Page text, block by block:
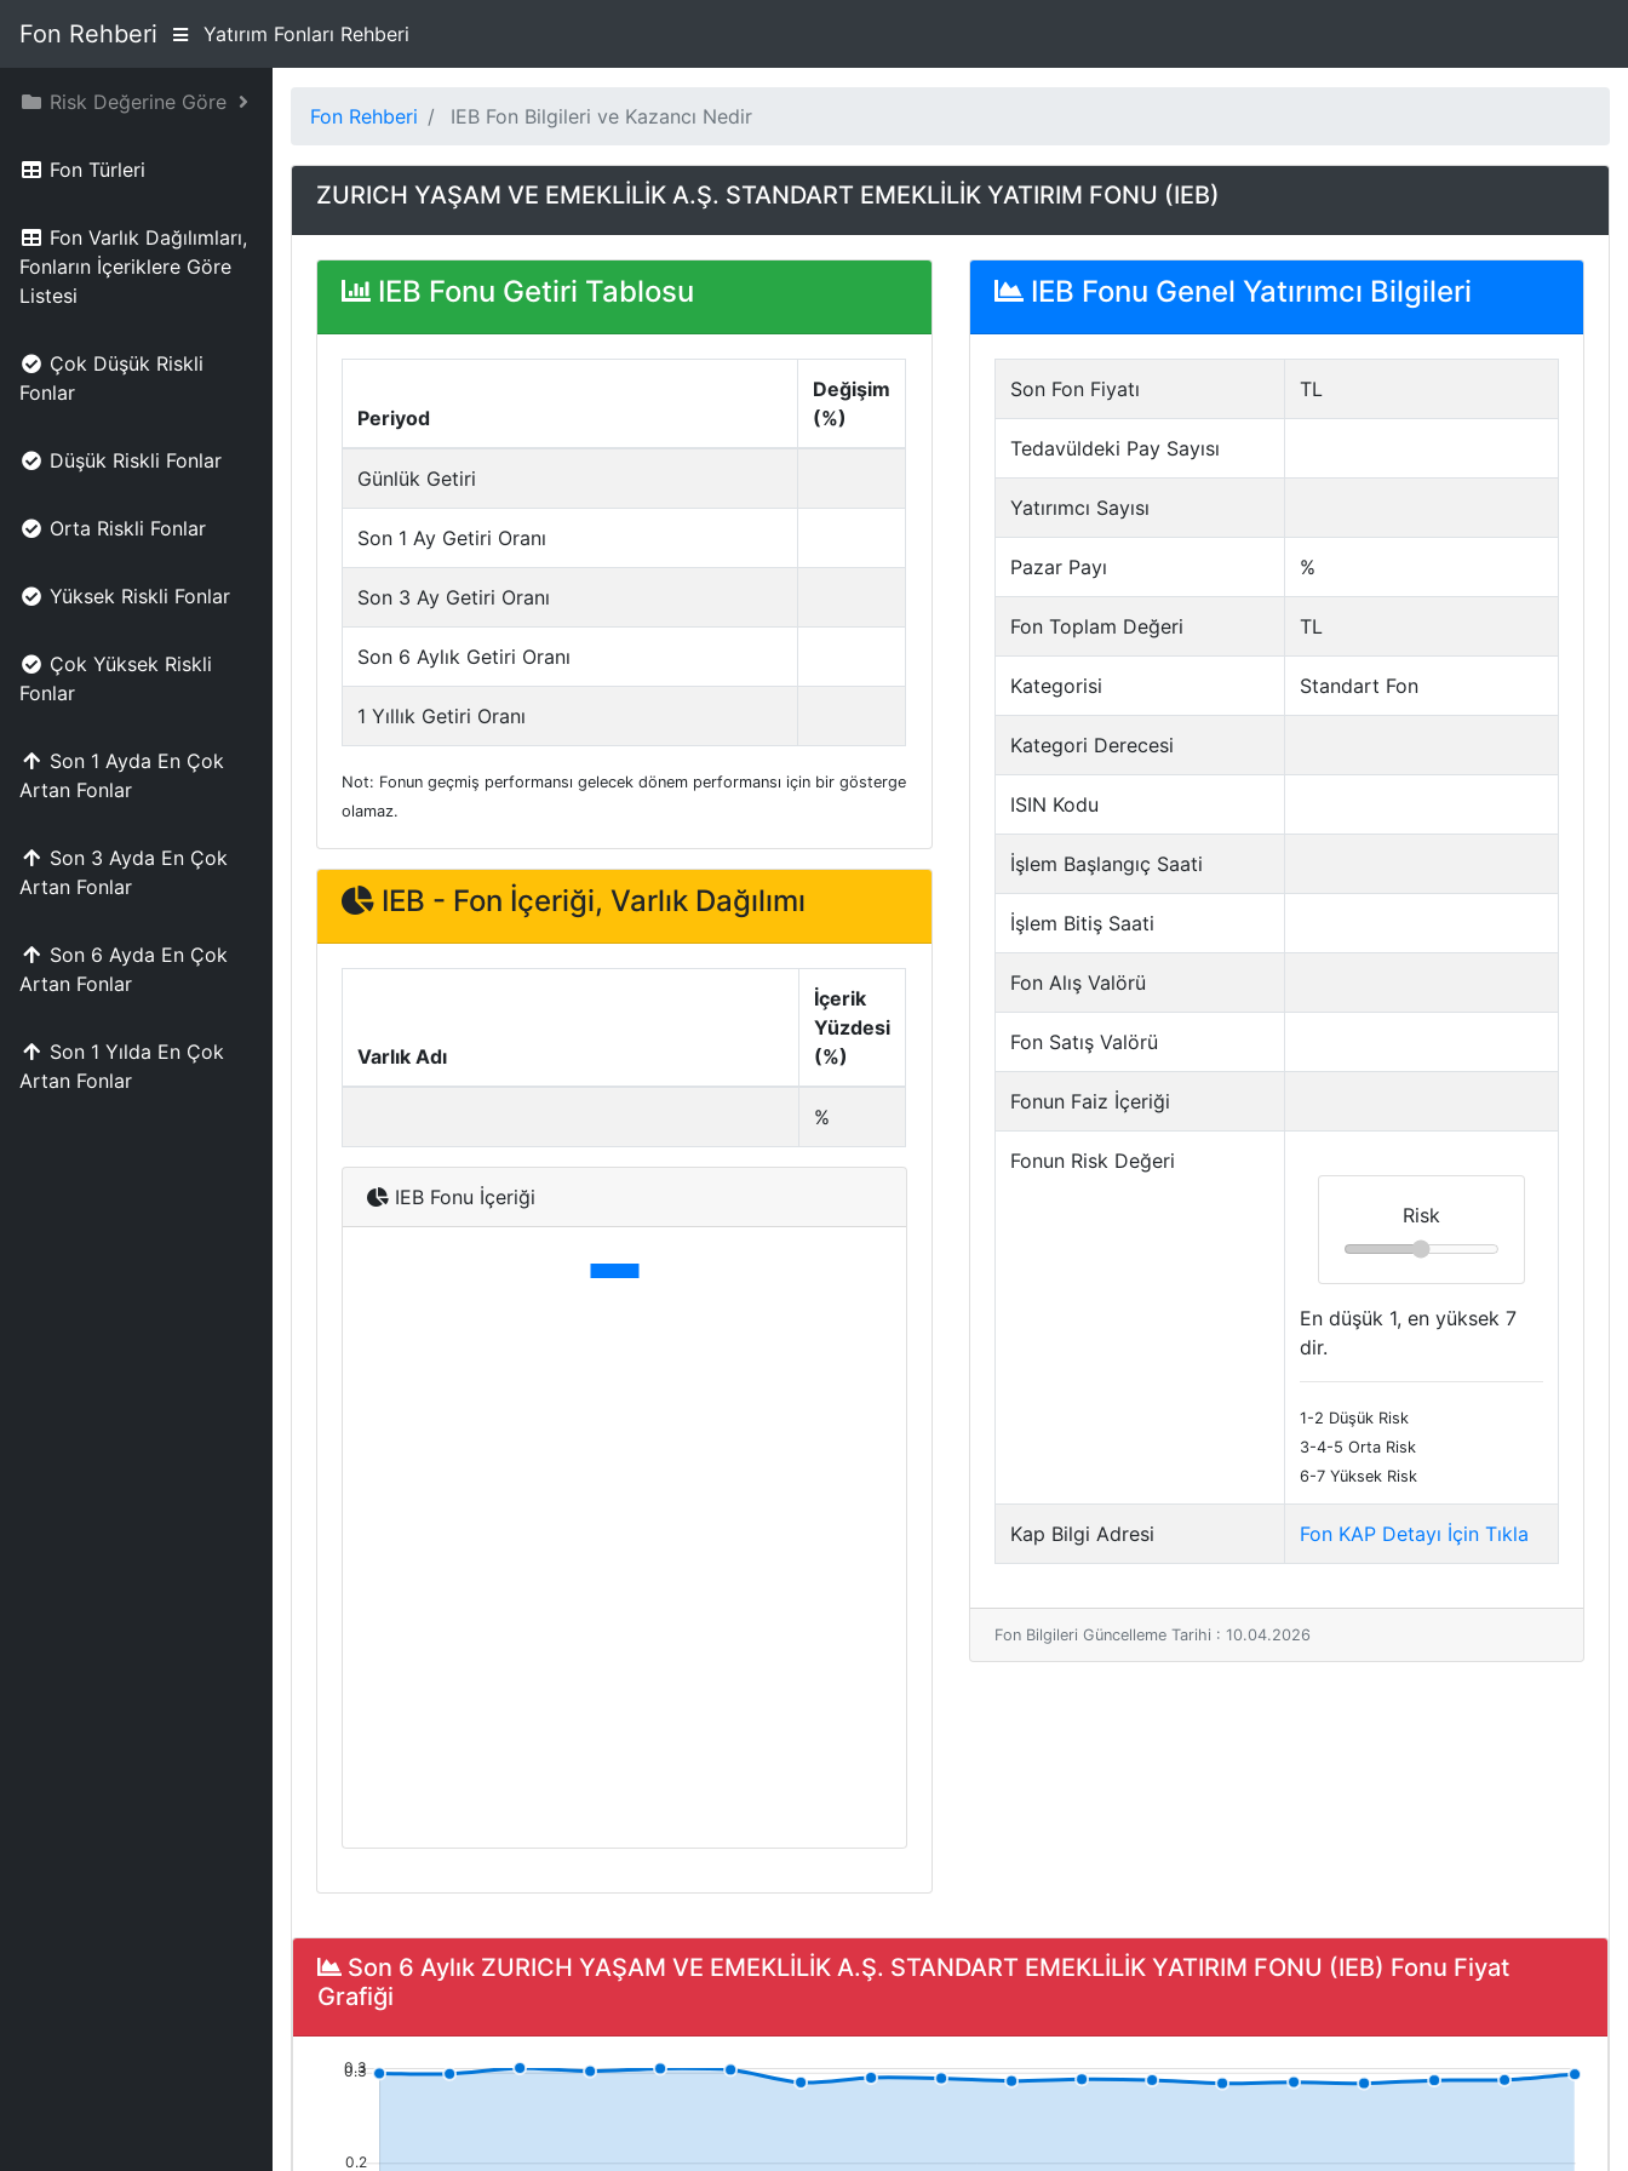
Fon Rehberi Yatırım Fonları Rehberi
Risk Değerine Göre
Fon Türleri
Fon Varlık Dağılımları,
Fonların İçeriklere Göre
Listesi
Çok Düşük Riskli
Fonlar
Düşük Riskli Fonlar
Orta Riskli Fonlar
Yüksek Riskli Fonlar
Çok Yüksek Riskli
Fonlar
Son 1 Ayda En Çok
Artan Fonlar
Son 3 Ayda En Çok
Artan Fonlar
Son 6 Ayda En Çok
Artan Fonlar
Son 1 Yılda En Çok
Artan Fonlar
Fon Rehberi IEB Fon Bilgileri ve Kazancı Nedir
ZURICH YAŞAM VE EMEKLİLİK A.Ş. STANDART EMEKLİLİK YATIRIM FONU (IEB)
IEB Fonu Getiri Tablosu
Periyod
Değişim
(%)
Günlük Getiri
Son 1 Ay Getiri Oranı
Son 3 Ay Getiri Oranı
Son 6 Aylık Getiri Oranı
1 Yıllık Getiri Oranı
Not: Fonun geçmiş performansı gelecek dönem performansı için bir gösterge
olamaz.
IEB - Fon İçeriği, Varlık Dağılımı
Varlık Adı
İçerik
Yüzdesi
(%)
%
IEB Fonu İçeriği
IEB Fonu Genel Yatırımcı Bilgileri
Son Fon Fiyatı TL
Tedavüldeki Pay Sayısı
Yatırımcı Sayısı
Pazar Payı %
Fon Toplam Değeri TL
Kategorisi Standart Fon
Kategori Derecesi
ISIN Kodu
İşlem Başlangıç Saati
İşlem Bitiş Saati
Fon Alış Valörü
Fon Satış Valörü
Fonun Faiz İçeriği
Fonun Risk Değeri
Risk
En düşük 1, en yüksek 7
dir.
1-2 Düşük Risk
3-4-5 Orta Risk
6-7 Yüksek Risk
Kap Bilgi Adresi Fon KAP Detayı İçin Tıkla
Fon Bilgileri Güncelleme Tarihi : 10.04.2026
Son 6 Aylık ZURICH YAŞAM VE EMEKLİLİK A.Ş. STANDART EMEKLİLİK YATIRIM FONU (IEB) Fonu Fiyat
Grafiği